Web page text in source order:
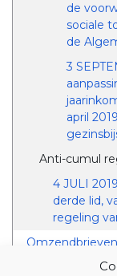
de
sociale
de
3
april
Anti-cumul
4 JULI
derde lid,
regeling